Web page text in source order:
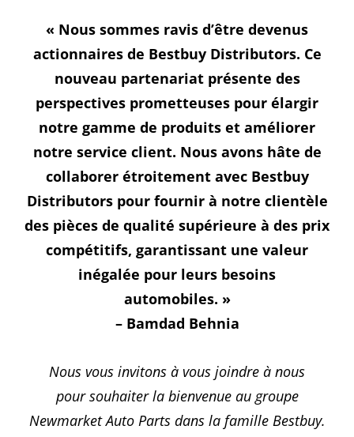
« Nous sommes ravis d’être devenus
actionnaires de Bestbuy Distributors. Ce
nouveau partenariat présente des
perspectives prometteuses pour élargir
notre gamme de produits et améliorer
notre service client. Nous avons hâte de
collaborer étroitement avec Bestbuy
Distributors pour fournir à notre clientèle
des pièces de qualité supérieure à des prix
compétitifs, garantissant une valeur
inégalée pour leurs besoins
automobiles. »
– Bamdad Behnia
Nous vous invitons à vous joindre à nous
pour souhaiter la bienvenue au groupe
Newmarket Auto Parts dans la famille Bestbuy.